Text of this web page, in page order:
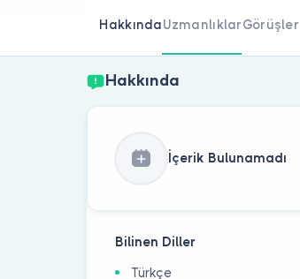
HakkındaUzmanlıklarGörüşler
Hakkında
İçerik Bulunamadı
Bilinen Diller
Türkçe